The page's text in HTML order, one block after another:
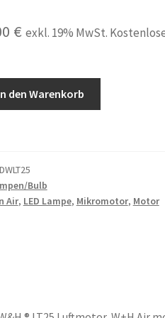
€
€Aktueller
ist:
16,00 €.
exkl. 19% MwSt.
den Warenkorb
Bulb
Air, LED Lampe, Mikromotor, Motor